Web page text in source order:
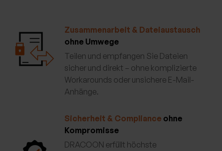
Zusammenarbeit & Dateiaustausch
ohne Umwege
Teilen und empfangen Sie Dateien
sicher und direkt – ohne komplizierte
Workarounds oder unsichere E-Mail-
Anhänge.
Sicherheit & Compliance ohne
Kompromisse
DRACOON erfüllt höchste